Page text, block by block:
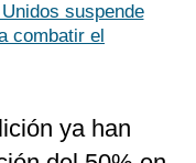
suspende
combatir el
ya han